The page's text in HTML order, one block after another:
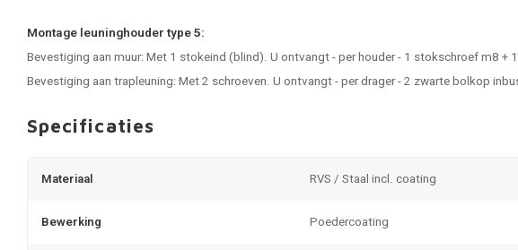
Montage leuninghouder type 5:
Bevestiging aan muur: Met 1 stokeind (blind). U ontvangt - per houder - 1 stokschroef m8 +
Bevestiging aan trapleuning: Met 2 schroeven. U ontvangt - per drager - 2 zwarte bolkop
Specificaties
Materiaal RVS / Staal incl. coating
Bewerking Poedercoating